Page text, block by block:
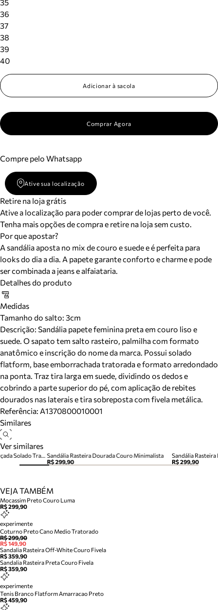
35
36
37
38
39
40
Adicionar à sacola
Comprar Agora
Compre pelo Whatsapp
Ative sua localização
Retire na loja grátis
Ative a localização para poder comprar de lojas perto de você.
Tenha mais opções de compra e retire na loja sem custo.
Por que apostar?
A sandália aposta no mix de couro e suede e é perfeita para
looks do dia a dia. A papete garante conforto e charme e pode
ser combinada a jeans e alfaiataria.
Detalhes do produto
Medidas
Tamanho do salto: 3cm
Descrição: Sandália papete feminina preta em couro liso e
suede. O sapato tem salto rasteiro, palmilha com formato
anatômico e inscrição do nome da marca. Possui solado
flatform, base emborrachada tratorada e formato arredondado
na ponta. Traz tira larga em suede, dividindo os dedos e
cobrindo a parte superior do pé, com aplicação de rebites
dourados nas laterais e tira sobreposta com fivela metálica.
Referência: A1370800010001
Similares
Ver similares
Sandália Rasteira Dourada Couro Minimalista
R$ 299,90
Sandália
R$ 299,90
Sandália Papete Preta Acamurçada Solado Tratorado Matelassê
VEJA TAMBÉM
Mocassim Preto Couro Luma
R$ 299,90
experimente
Coturno Preto Cano Medio Tratorado
R$ 299,90
R$ 149,90
Sandalia Rasteira Off-White Couro Fivela
R$ 359,90
Sandalia Rasteira Preta Couro Fivela
R$ 359,90
experimente
Tenis Branco Flatform Amarracao Preto
R$ 459,90